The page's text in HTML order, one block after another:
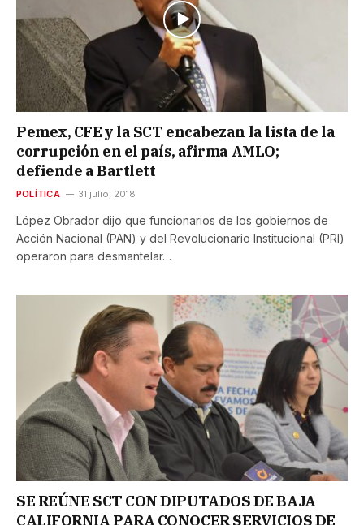
Pemex, CFE y la SCT encabezan la lista de la
corrupción en el país, afirma AMLO;
defiende a Bartlett
POLÍTICA 31 julio, 2018
López Obrador dijo que funcionarios de los gobiernos de
Acción Nacional (PAN) y del Revolucionario Institucional (PRI)
operaron para desmantelar…
SE REÚNE SCT CON DIPUTADOS DE BAJA
CALIFORNIA PARA CONOCER SERVICIOS DE